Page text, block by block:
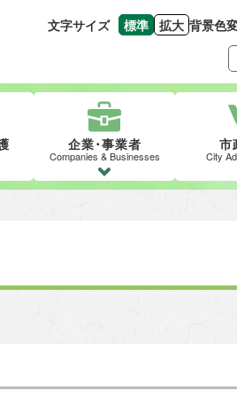
文字サイズ 標準
文字の大きさをも
拡大
文字を大きく
背景色
企業･事業者
Companies & Businesses
市
City